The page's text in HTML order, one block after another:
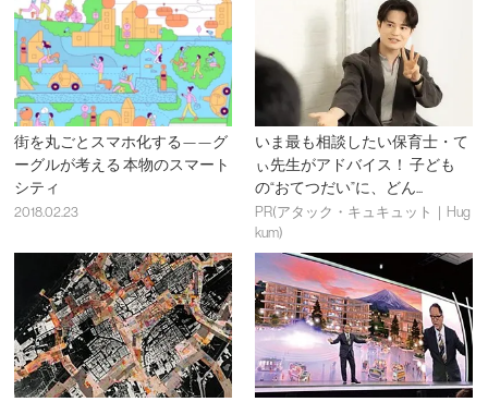
街を丸ごとスマホ化する——グ
ーグルが考える 本物のスマート
シティ
2018.02.23
いま最も相談したい保育士・て
ぃ先生がアドバイス！ 子ども
の“おてつだい”に、どん...
PR(アタック・キュキュット｜Hug
kum)